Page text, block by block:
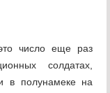
число еще раз
солдатах,
в полунамеке на